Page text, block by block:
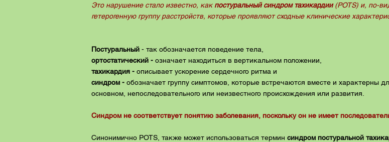
Это нарушение стало известно, как постуральный синдром тахикардии(POTS) и, по-
гетерогенную группу расстройств, которые проявляют сходные клинические
Постуральный - так обозначается поведение тела,
ортостатический - означает находиться в вертикальном положении,
тахикардия - описывает ускорение сердечного ритма и
синдром - обозначает группу симптомов, которые встречаются вместе и характерны
основном, непоследовательного или неизвестного происхождения или развития.
Синдром не соответствует понятию заболевания, поскольку он не имеет
Синонимично POTS, также может использоваться термин синдром постуральной